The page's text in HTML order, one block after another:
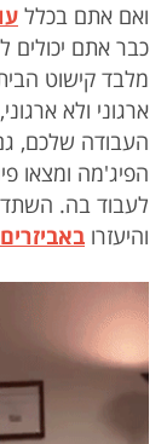
ואם אתם בכלל
כבר אתם
מלבד קישוט
ארגוני ולא
העבודה שלכם,
הפיג'מה ומצאו
לעבוד בה.
והיעזרו